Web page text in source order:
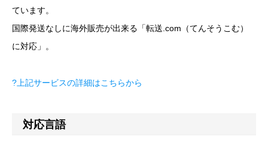
ています。
国際発送なしに海外販売が出来る「転送.com（てんそうこむ）
に対応」。
?上記サービスの詳細はこちらから
対応言語